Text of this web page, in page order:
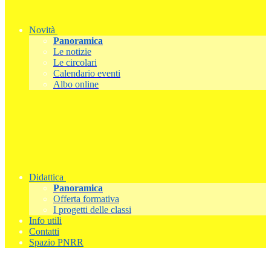
Novità
Panoramica
Le notizie
Le circolari
Calendario eventi
Albo online
Didattica
Panoramica
Offerta formativa
I progetti delle classi
Info utili
Contatti
Spazio PNRR